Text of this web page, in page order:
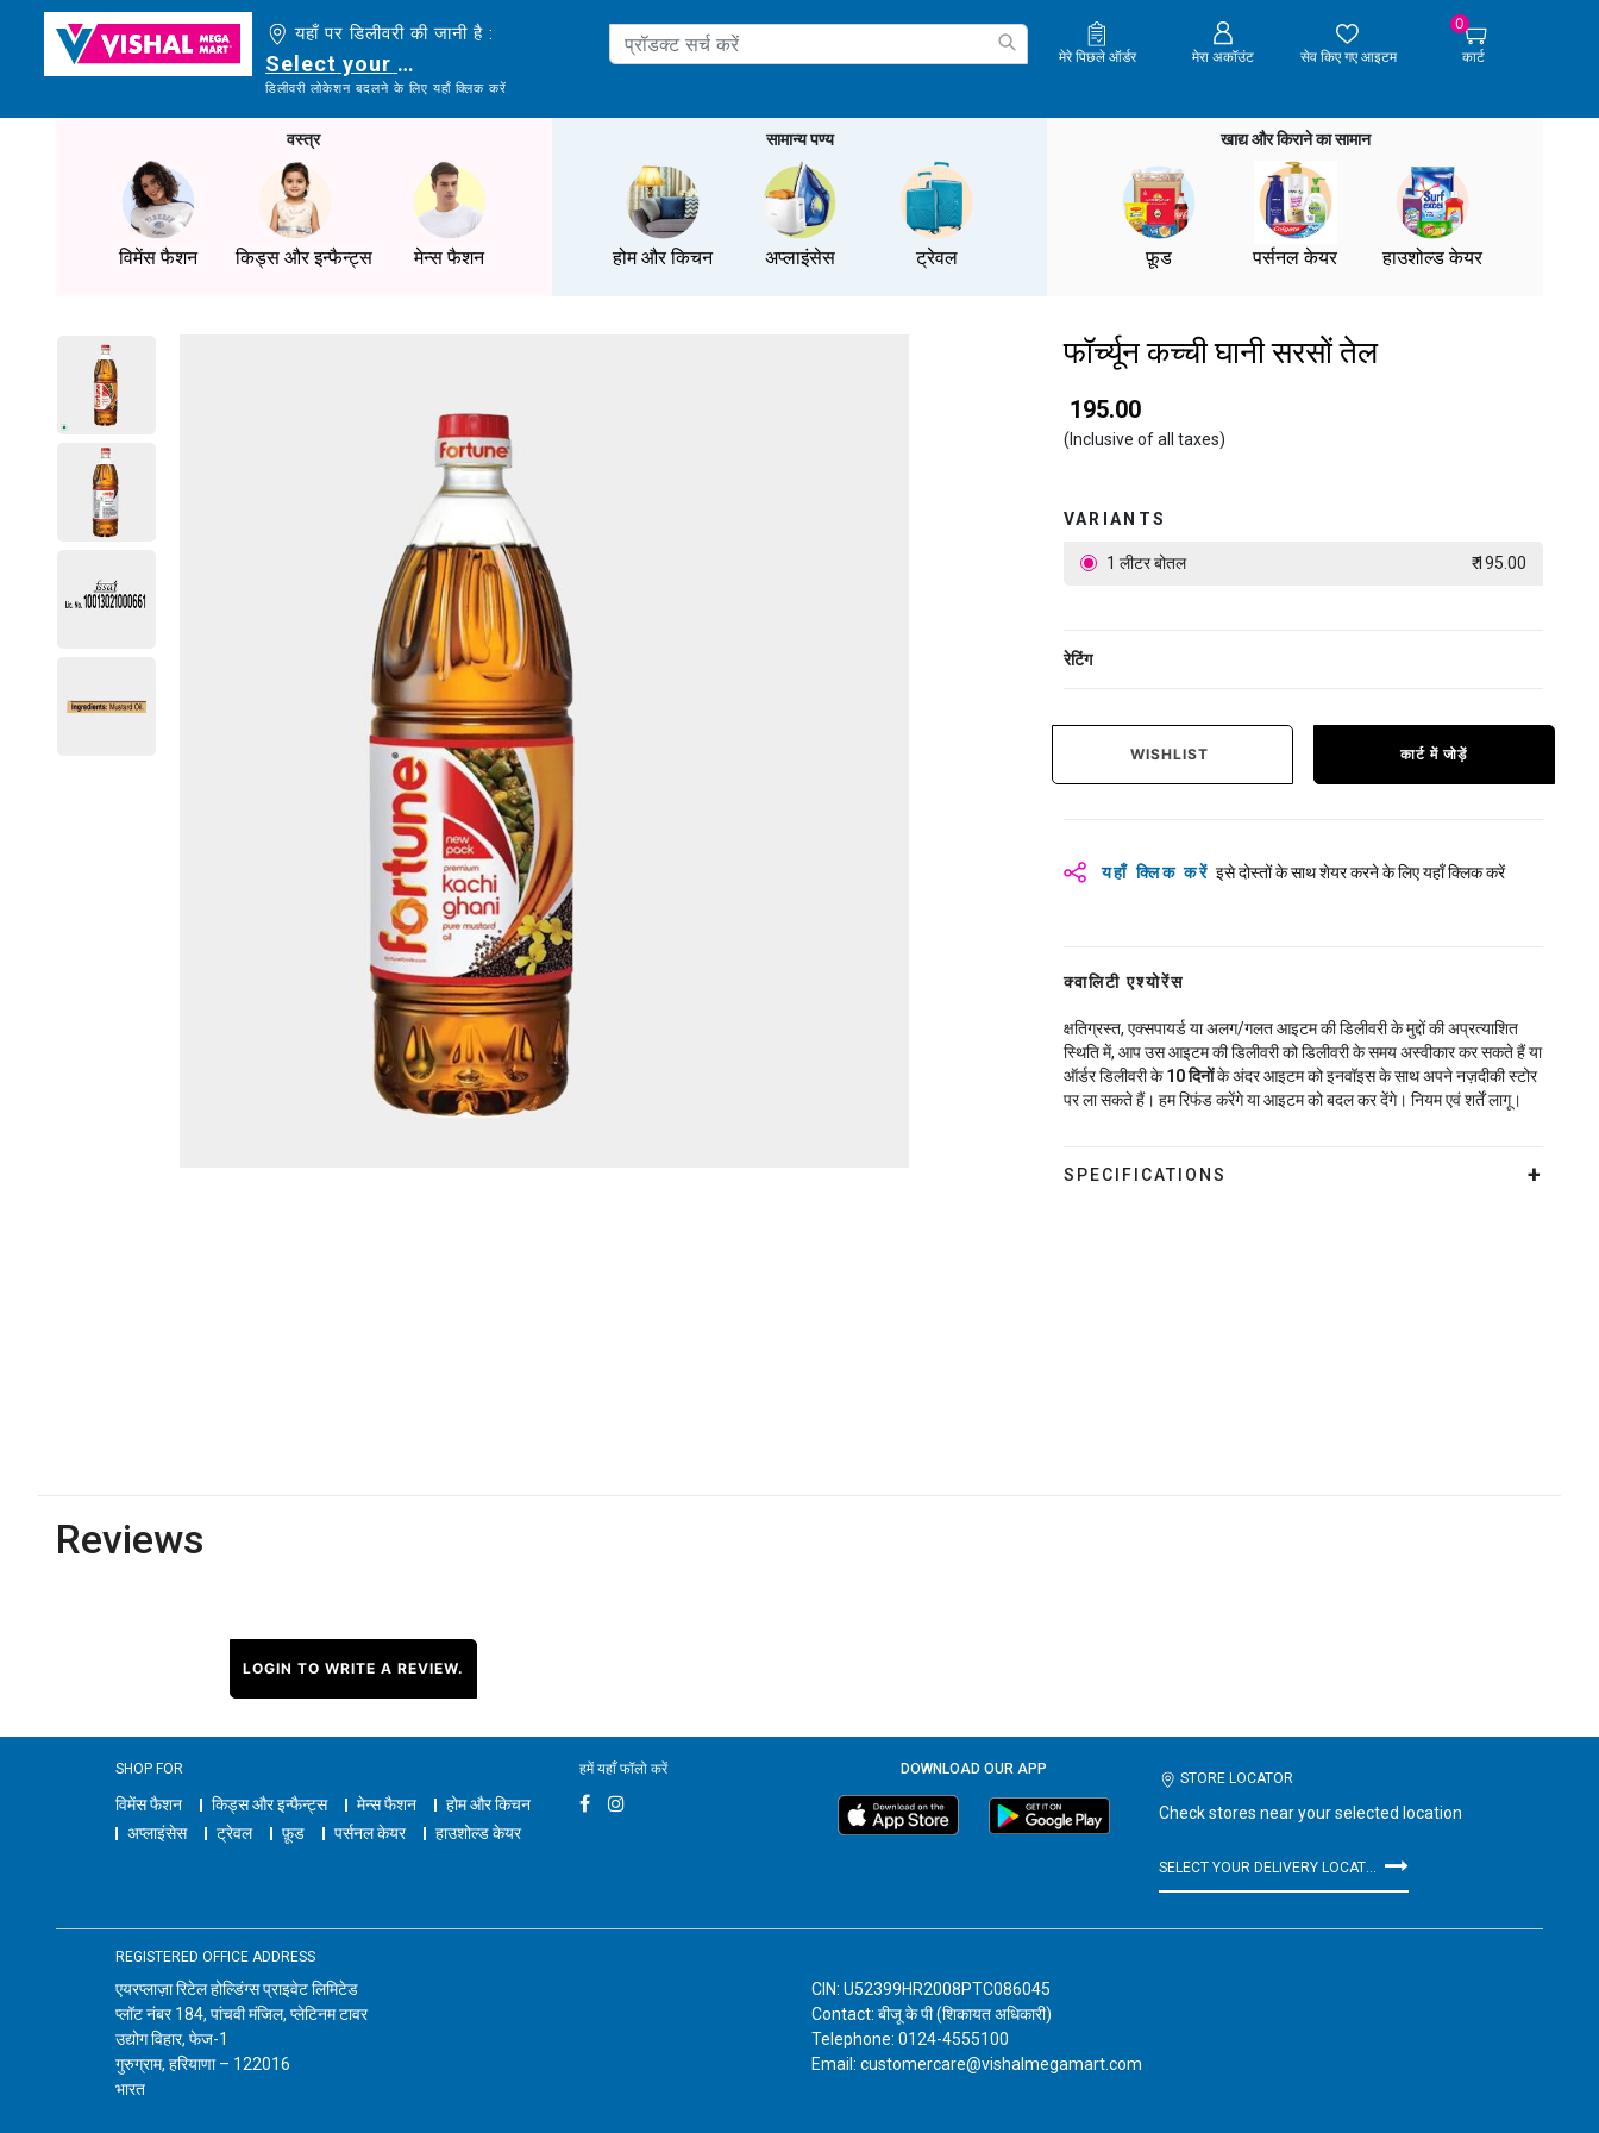
यहाँ पर डिलीवरी की जानी है :
Select your delivery location
डिलीवरी लोकेशन बदलने के लिए यहाँ क्लिक करें
मेरे पिछले ऑर्डर मेरा अकॉउंट सेव किए गए आइटम
0
कार्ट
वस्त्र
विमेंस फैशन किड्स और इन्फैन्ट्स मेन्स फैशन
सामान्य पण्य
होम और किचन अप्लाइंसेस ट्रेवल
खाद्य और किराने का सामान
फ़ूड पर्सनल केयर हाउशोल्ड केयर
फॉर्च्यून कच्ची घानी सरसों तेल
₹ 195.00
(Inclusive of all taxes)
VARIANTS
1 लीटर बोतल ₹ 195.00
रेटिंग
WISHLIST कार्ट में जोड़ें
यहाँ क्लिक करें इसे दोस्तों के साथ शेयर करने के लिए यहाँ क्लिक करें
क्वालिटी एश्योरेंस
क्षतिग्रस्त, एक्सपायर्ड या अलग/गलत आइटम की डिलीवरी के मुद्दों की अप्रत्याशित
स्थिति में, आप उस आइटम की डिलीवरी को डिलीवरी के समय अस्वीकार कर सकते हैं या
ऑर्डर डिलीवरी के 10दिनोंके अंदर आइटम को इनवॉइस के साथ अपने नज़दीकी स्टोर
पर ला सकते हैं। हम रिफंड करेंगे या आइटम को बदल कर देंगे। नियम एवं शर्तें लागू।
SPECIFICATIONS
Reviews
LOGIN TO WRITE A REVIEW.
SHOP FOR
विमेंस फैशन किड्स और इन्फैन्ट्स मेन्स फैशन
होम और किचन
अप्लाइंसेस
ट्रेवल फ़ूड पर्सनल केयर हाउशोल्ड केयर
हमें यहाँ फॉलो करें DOWNLOAD OUR APP
STORE LOCATOR
Check stores near your selected location
REGISTERED OFFICE ADDRESS
एयरप्लाज़ा रिटेल होल्डिंग्स प्राइवेट लिमिटेड
प्लॉट नंबर 184, पांचवी मंजिल, प्लेटिनम टावर
उद्योग विहार, फेज-1
गुरुग्राम, हरियाणा – 122016
भारत
CIN: U52399HR2008PTC086045
Contact: बीजू के पी (शिकायत अधिकारी)
Telephone: 0124-4555100
Email: customercare@vishalmegamart.com